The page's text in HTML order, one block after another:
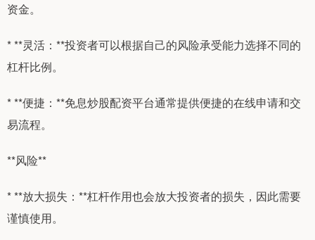
资金。
* **灵活：**投资者可以根据自己的风险承受能力选择不同的
杠杆比例。
* **便捷：**免息炒股配资平台通常提供便捷的在线申请和交
易流程。
**风险**
* **放大损失：**杠杆作用也会放大投资者的损失，因此需要
谨慎使用。